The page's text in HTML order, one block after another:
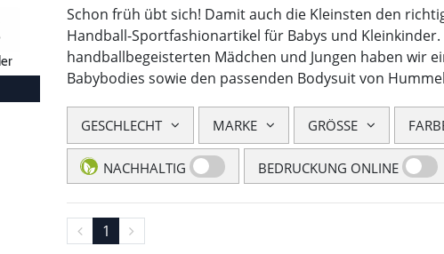
Schon früh übt sich! Damit auch die Kleinsten den
Handball-Sportfashionartikel für Babys und
handballbegeisterten Mädchen und Jungen haben wir
Babybodies sowie den passenden Bodysuit von
GESCHLECHT MARKE GRÖSSE
NACHHALTIG BEDRUCKUNG ONLINE
1